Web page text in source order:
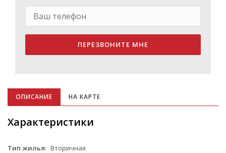
ПЕРЕЗВОНИТЕ МНЕ
ОПИСАНИЕ НА КАРТЕ
Характеристики
Тип жилья: Вторичная